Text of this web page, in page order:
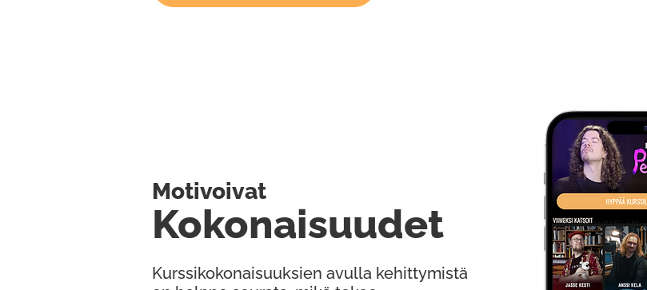
Kurssikokonaisuuksien avulla kehittymistä
Kokonaisuudet
Motivoivat